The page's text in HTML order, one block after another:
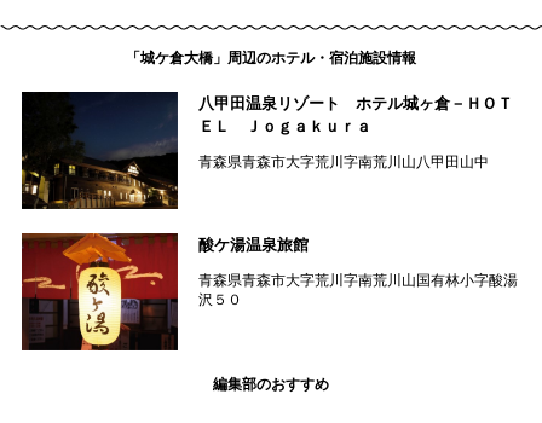
「城ケ倉大橋」周辺のホテル・宿泊施設情報
八甲田温泉リゾート ホテル城ヶ倉－ＨＯＴ
ＥＬ Ｊｏｇａｋｕｒａ
青森県青森市大字荒川字南荒川山八甲田山中
酸ケ湯温泉旅館
青森県青森市大字荒川字南荒川山国有林小字酸湯
沢５０
編集部のおすすめ